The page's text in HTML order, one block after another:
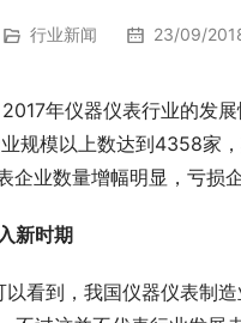
行业新闻 23/09/
年仪器仪表行业的发展
规模以上数达到4358家
业数量增幅明显，亏损
新时期
到，我国仪器仪表制造